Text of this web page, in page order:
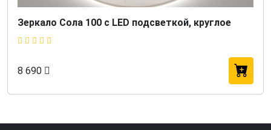
Зеркало Сола 100 с LED подсветкой, круглое
8 690